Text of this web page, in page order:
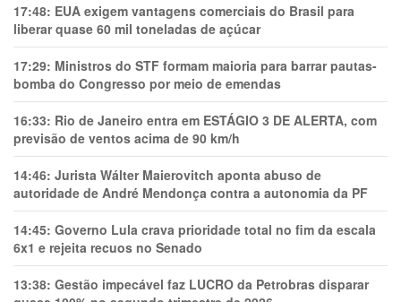
17:48: EUA exigem vantagens comerciais do Brasil para
liberar quase 60 mil toneladas de açúcar
17:29: Ministros do STF formam maioria para barrar pautas-
bomba do Congresso por meio de emendas
16:33: Rio de Janeiro entra em ESTÁGIO 3 DE ALERTA, com
previsão de ventos acima de 90 km/h
14:46: Jurista Wálter Maierovitch aponta abuso de
autoridade de André Mendonça contra a autonomia da PF
14:45: Governo Lula crava prioridade total no fim da escala
6x1 e rejeita recuos no Senado
13:38: Gestão impecável faz LUCRO da Petrobras disparar